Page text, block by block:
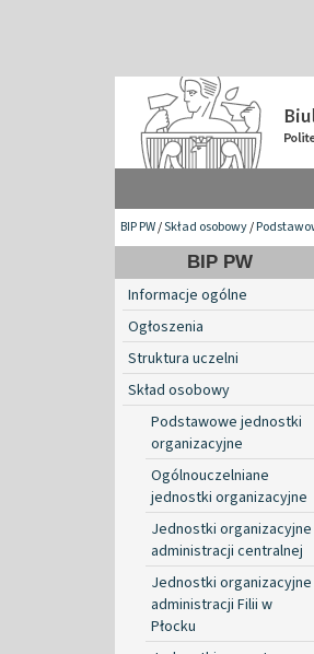
BIP PW/Skład osobowy/
BIP PW
Informacje ogólne
Ogłoszenia
Struktura uczelni
Skład osobowy
Podstawowe jednostki
organizacyjne
Ogólnouczelniane
jednostki organizacyjne
Jednostki organizacyjne
administracji centralnej
Jednostki organizacyjne
administracji Filii w
Płocku